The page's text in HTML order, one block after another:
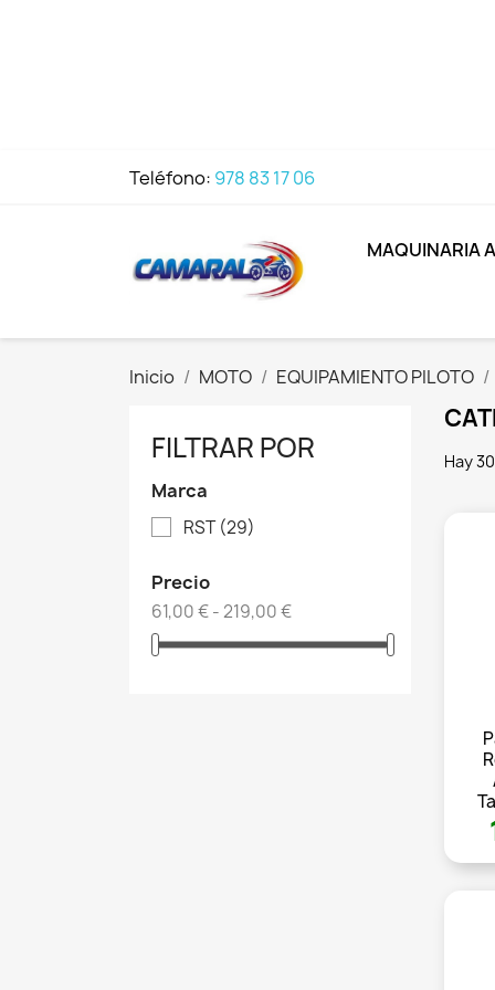
Teléfono: 978 83 17 06
MAQUINARIA
Inicio MOTO EQUIPAMIENTO PILOTO
FILTRAR POR
Marca
RST(29)
Precio
61,00 € - 219,00 €
Hay